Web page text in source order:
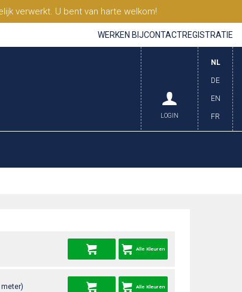
verwerkt. U bent van harte welkom!
WERKEN BIJCONTACTREGISTRATIE
NL
DE
EN
FR
LOGIN
Alle Kleuren
Alle Kleuren